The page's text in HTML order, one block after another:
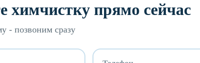
химчистку прямо сейчас
- позвоним сразу